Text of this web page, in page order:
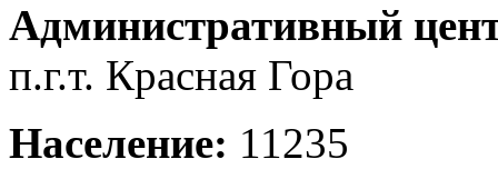
Административный
п.г.т. Красная Гора
Население: 11235